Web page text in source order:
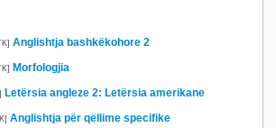
Anglishtja bashkëkohore 2
Morfologjia
Letërsia angleze 2: Letërsia amerikane
Anglishtja për qëllime specifike